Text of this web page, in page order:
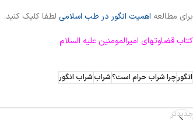
برای مطالعه اهمیت انگور در طب اسلامی لطفا کلیک کنید.
کتاب قضاوتهای امیرالمومنین علیه السلام
انگورچرا شراب حرام است؟شرابشراب انگور
جدیدتر